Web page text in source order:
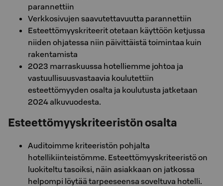
parannettiin
Verkkosivujen saavutettavuutta parannettiin
Esteettömyyskriteerit otetaan käyttöön ketjussa
niiden ohjatessa niin päivittäistä toimintaa kuin
rakentamista
2023 marraskuussa hotelliemme johtoa ja
vastuullisuusvastaavia koulutettiin
esteettömyyden osalta ja koulutusta jatketaan
2024 alkuvuodesta.
Esteettömyyskriteeristön osalta
Auditoimme kriteeristön pohjalta
hotellikiinteistömme. Esteettömyyskriteeristö on
luokiteltu tasoiksi, näin asiakkaan on jatkossa
helpompi löytää tarpeeseensa soveltuva hotelli.